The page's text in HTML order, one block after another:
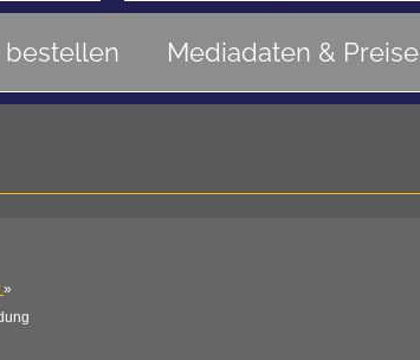
bestellen Mediadaten & Preise
»